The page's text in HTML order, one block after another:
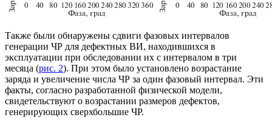
Также были обнаружены сдвиги фазовых интервалов
генерации ЧР для дефектных ВИ, находившихся в
эксплуатации при обследовании их с интервалом в три
месяца (рис. 2). При этом было установлено возрастание
заряда и увеличение числа ЧР за один фазовый интервал. Эти
факты, согласно разработанной физической модели,
свидетельствуют о возрастании размеров дефектов,
генерирующих сверхбольшие ЧР.